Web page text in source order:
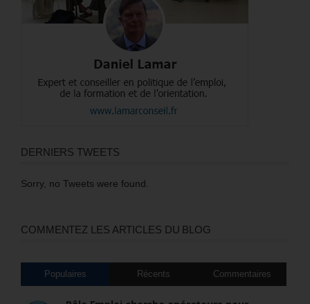
DERNIERS TWEETS
Sorry, no Tweets were found.
COMMENTEZ LES ARTICLES DU BLOG
Populaires Récents Commentaires